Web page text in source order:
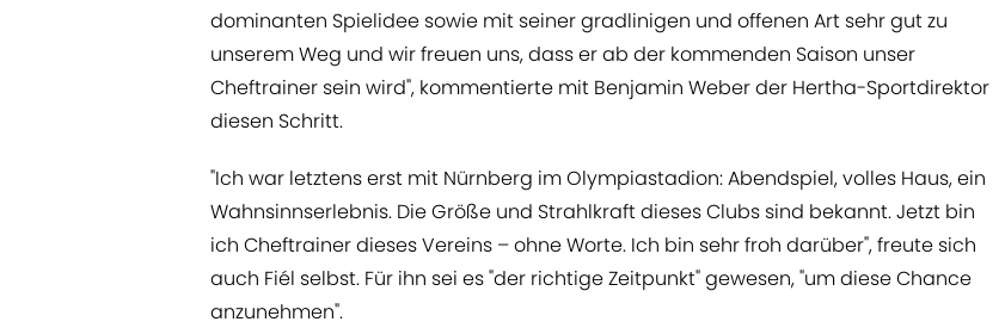
dominanten Spielidee sowie mit seiner gradlinigen und offenen Art sehr gut zu
unserem Weg und wir freuen uns, dass er ab der kommenden Saison unser
Cheftrainer sein wird", kommentierte mit Benjamin Weber der Hertha-Sportdirektor
diesen Schritt.
"Ich war letztens erst mit Nürnberg im Olympiastadion: Abendspiel, volles Haus, ein
Wahnsinnserlebnis. Die Größe und Strahlkraft dieses Clubs sind bekannt. Jetzt bin
ich Cheftrainer dieses Vereins – ohne Worte. Ich bin sehr froh darüber", freute sich
auch Fiél selbst. Für ihn sei es "der richtige Zeitpunkt" gewesen, "um diese Chance
anzunehmen".